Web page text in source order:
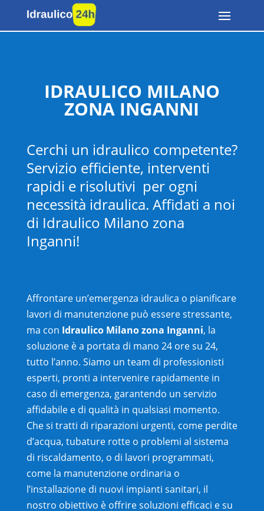
IDRAULICO MILANO
ZONA INGANNI
Cerchi un idraulico competente?
Servizio efficiente, interventi
rapidi e risolutivi per ogni
necessità idraulica. Affidati a noi
di Idraulico Milano zona
Inganni!
Affrontare un’emergenza idraulica o pianificare
lavori di manutenzione può essere stressante,
ma con Idraulico Milano zona Inganni, la
soluzione è a portata di mano 24 ore su 24,
tutto l’anno. Siamo un team di professionisti
esperti, pronti a intervenire rapidamente in
caso di emergenza, garantendo un servizio
affidabile e di qualità in qualsiasi momento.
Che si tratti di riparazioni urgenti, come perdite
d’acqua, tubature rotte o problemi al sistema
di riscaldamento, o di lavori programmati,
come la manutenzione ordinaria o
l’installazione di nuovi impianti sanitari, il
nostro obiettivo è offrire soluzioni efficaci e su